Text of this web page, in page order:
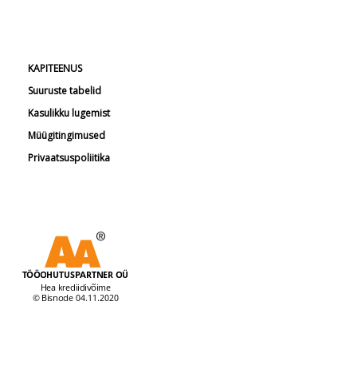
KAPITEENUS
Suuruste tabelid
Kasulikku lugemist
Müügitingimused
Privaatsuspoliitika